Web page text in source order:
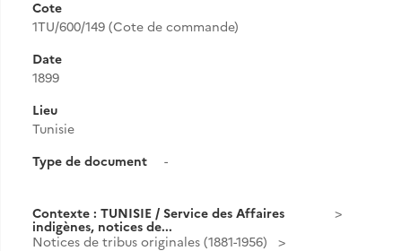
Cote
1TU/600/149 (Cote de commande)
Date
1899
Lieu
Tunisie
Type de document
-
Contexte : TUNISIE / Service des Affaires
indigènes, notices de...
Notices de tribus originales (1881-1956)